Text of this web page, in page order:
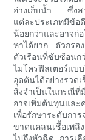
อ่างเก็บน้ำ ซึ่งสา
แต่ละประเภทมีข้
น้อยกว่าและอาจก่
หาได้ยาก ตัวกรอ
ตัวเรือนที่ซับซ้อนก
ไมโครฟิลเตอร์แบ
อุดตันได้อย่างรวด
สิ่งจำเป็นในกรณี
อาจเพิ่มต้นทุนแล
เพื่อรักษาระดับกา
ขาดแคลนเชื้อเพลิ